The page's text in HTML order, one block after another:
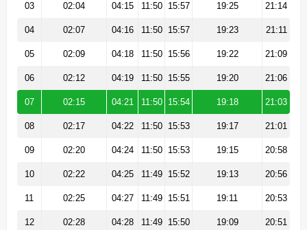
03 02:04 04:15 11:50 15:57 19:25 21:14
04 02:07 04:16 11:50 15:57 19:23 21:11
05 02:09 04:18 11:50 15:56 19:22 21:09
06 02:12 04:19 11:50 15:55 19:20 21:06
07 02:15 04:21 11:50 15:54 19:18 21:03
08 02:17 04:22 11:50 15:53 19:17 21:01
09 02:20 04:24 11:50 15:53 19:15 20:58
10 02:22 04:25 11:49 15:52 19:13 20:56
11 02:25 04:27 11:49 15:51 19:11 20:53
12 02:28 04:28 11:49 15:50 19:09 20:51